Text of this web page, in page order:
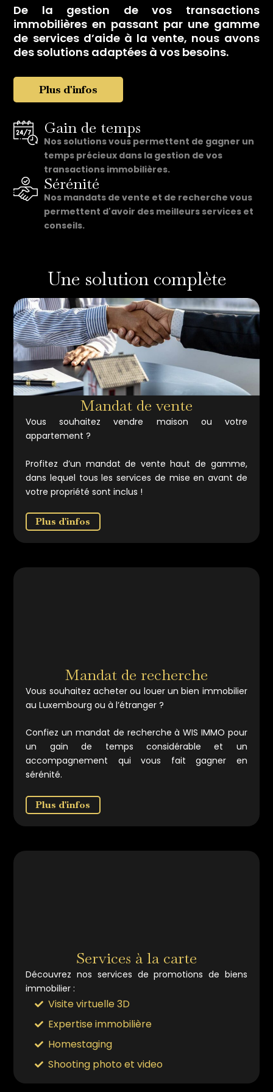
De la gestion de vos transactions
immobilières en passant par une gamme
de services d’aide à la vente, nous avons
des solutions adaptées à vos besoins.
Gain de temps
Nos solutions vous permettent de gagner un
temps précieux dans la gestion de vos
transactions immobilières.
Sérénité
Nos mandats de vente et de recherche vous
permettent d'avoir des meilleurs services et
conseils.
Plus d'infos
t
e
Une solution complète
Mandat de vente
Vous souhaitez vendre maison ou votre
appartement ?
Profitez d’un mandat de vente haut de gamme,
dans lequel tous les services de mise en avant de
votre propriété sont inclus !
Plus d'infos
Mandat de recherche
Vous souhaitez acheter ou louer un bien immobilier
au Luxembourg ou à l’étranger ?
Confiez un mandat de recherche à WIS IMMO pour
un gain de temps considérable et un
accompagnement qui vous fait gagner en
sérénité.
Plus d'infos
Services à la carte
Découvrez nos services de promotions de biens
immobilier :
Visite virtuelle 3D
Expertise immobilière
Homestaging
Shooting photo et video